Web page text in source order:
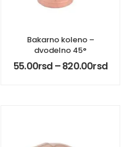
Bakarno koleno –
dvodelno 45°
55.00rsd–820.00rsd